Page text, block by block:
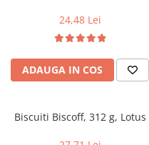
24,48 Lei
ADAUGA IN COS
Biscuiti Biscoff, 312 g, Lotus